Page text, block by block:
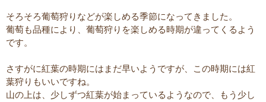
そろそろ葡萄狩りなどが楽しめる季節になってきました。
葡萄も品種により、葡萄狩りを楽しめる時期が違ってくるよう
です。
さすがに紅葉の時期にはまだ早いようですが、この時期には紅
葉狩りもいいですね。
山の上は、少しずつ紅葉が始まっているようなので、もう少し